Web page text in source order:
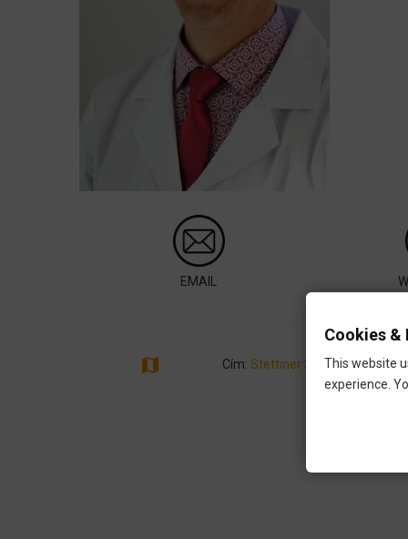
EMAIL
map Cím: Stettiner Strasse 1a,
Cookies &
This website
experience.